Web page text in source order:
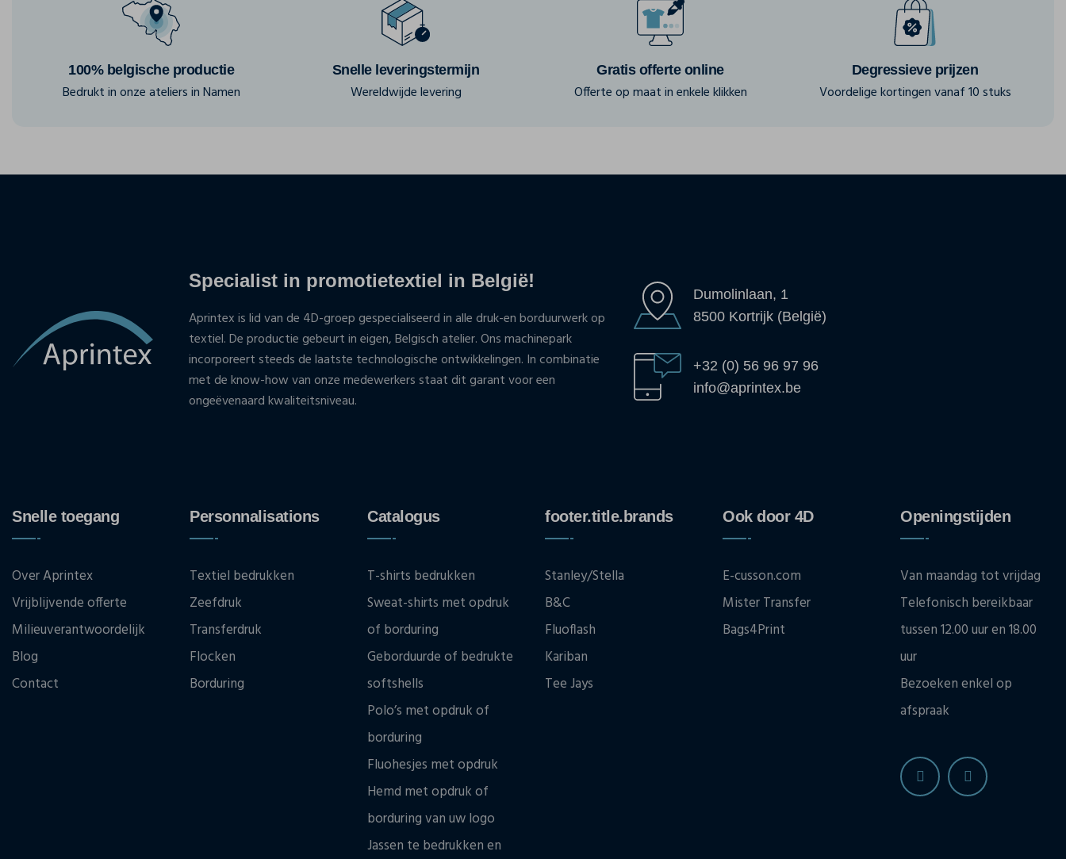
100% belgische productie
Bedrukt in onze ateliers in Namen
Snelle leveringstermijn
Wereldwijde levering
Gratis offerte online
Offerte op maat in enkele klikken
Degressieve prijzen
Voordelige kortingen vanaf 10 stuks
Specialist in promotietextiel in België!
Aprintex is lid van de 4D-groep gespecialiseerd in alle druk-en borduurwerk op
textiel. De productie gebeurt in eigen, Belgisch atelier. Ons machinepark
incorporeert steeds de laatste technologische ontwikkelingen. In combinatie
met de know-how van onze medewerkers staat dit garant voor een
ongeëvenaard kwaliteitsniveau.
Dumolinlaan, 1
8500 Kortrijk (België)
+32 (0) 56 96 97 96
info@aprintex.be
Snelle toegang
Over Aprintex
Vrijblijvende offerte
Milieuverantwoordelijk
Blog
Contact
Personnalisations
Textiel bedrukken
Zeefdruk
Transferdruk
Flocken
Borduring
Catalogus
T-shirts bedrukken
Sweat-shirts met opdruk
of borduring
Geborduurde of bedrukte
softshells
Polo’s met opdruk of
borduring
Fluohesjes met opdruk
Hemd met opdruk of
borduring van uw logo
Jassen te bedrukken en
footer.title.brands
Stanley/Stella
B&C
Fluoflash
Kariban
Tee Jays
Ook door 4D
E-cusson.com
Mister Transfer
Bags4Print
Openingstijden
Van maandag tot vrijdag
Telefonisch bereikbaar
tussen 12.00 uur en 18.00
uur
Bezoeken enkel op
afspraak